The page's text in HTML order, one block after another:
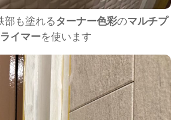
部も塗れるターナー色彩のマルチプ
ライマーを使います